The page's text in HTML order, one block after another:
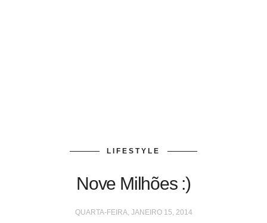
LIFESTYLE
Nove Milhões :)
QUARTA-FEIRA, JANEIRO 15, 2014